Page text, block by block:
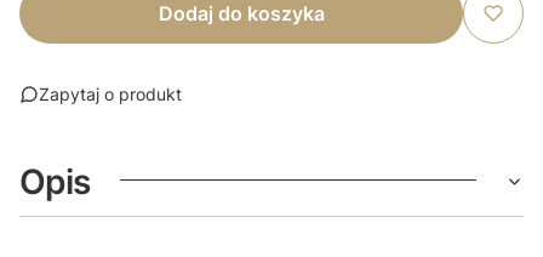
Dodaj do koszyka
Zapytaj o produkt
Opis